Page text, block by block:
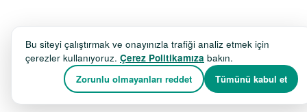
Bu siteyi çalıştırmak ve onayınızla trafiği analiz etmek için
çerezler kullanıyoruz. Çerez Politikamıza bakın.
Zorunlu olmayanları reddet
Tümünü kabul et